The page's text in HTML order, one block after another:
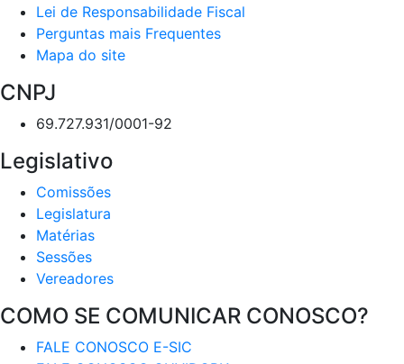
Lei de Responsabilidade Fiscal
Perguntas mais Frequentes
Mapa do site
CNPJ
69.727.931/0001-92
Legislativo
Comissões
Legislatura
Matérias
Sessões
Vereadores
COMO SE COMUNICAR CONOSCO?
FALE CONOSCO E-SIC